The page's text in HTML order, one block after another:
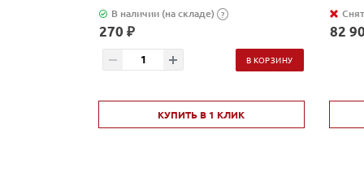
В наличии (на складе) ?
270 ₽
В КОРЗИНУ
КУПИТЬ В 1 КЛИК
82